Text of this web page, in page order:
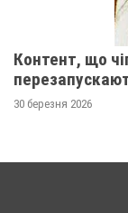
Контент, що
30 березня 2026